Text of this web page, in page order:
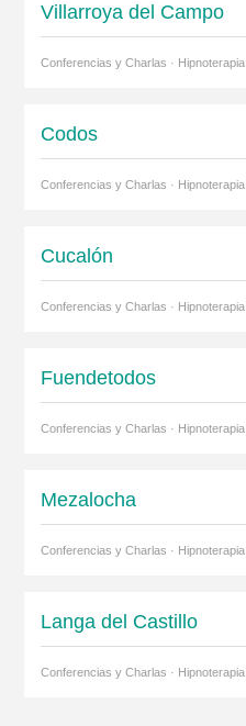
Villarroya del Campo
Conferencias y Charlas · Hipnoterapia
Codos
Conferencias y Charlas · Hipnoterapia
Cucalón
Conferencias y Charlas · Hipnoterapia
Fuendetodos
Conferencias y Charlas · Hipnoterapia
Mezalocha
Conferencias y Charlas · Hipnoterapia
Langa del Castillo
Conferencias y Charlas · Hipnoterapia